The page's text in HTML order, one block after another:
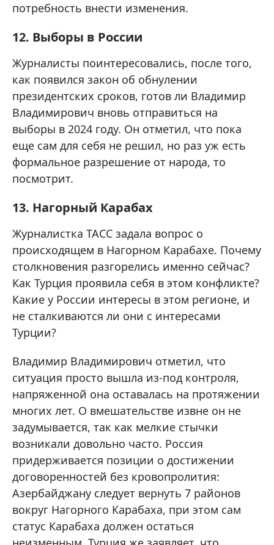
потребность внести изменения.
12. Выборы в России
Журналисты поинтересовались, после того,
как появился закон об обнулении
президентских сроков, готов ли Владимир
Владимирович вновь отправиться на
выборы в 2024 году. Он отметил, что пока
еще сам для себя не решил, но раз уж есть
формальное разрешение от народа, то
посмотрит.
13. Нагорный Карабах
Журналистка ТАСС задала вопрос о
происходящем в Нагорном Карабахе. Почему
столкновения разгорелись именно сейчас?
Как Турция проявила себя в этом конфликте?
Какие у России интересы в этом регионе, и
не сталкиваются ли они с интересами
Турции?
Владимир Владимирович отметил, что
ситуация просто вышла из-под контроля,
напряженной она оставалась на протяжении
многих лет. О вмешательстве извне он не
задумывается, так как мелкие стычки
возникали довольно часто. Россия
придерживается позиции о достижении
договоренностей без кровопролития:
Азербайджану следует вернуть 7 районов
вокруг Нагорного Карабаха, при этом сам
статус Карабаха должен остаться